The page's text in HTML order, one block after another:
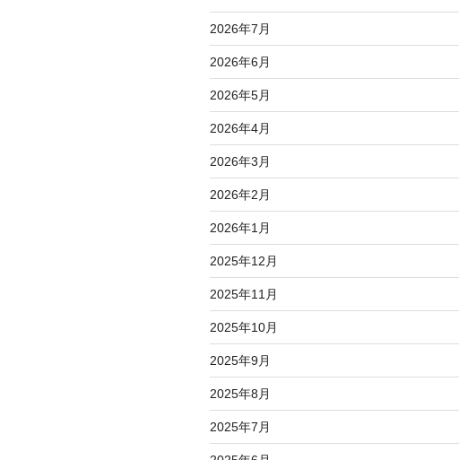
2026年7月
2026年6月
2026年5月
2026年4月
2026年3月
2026年2月
2026年1月
2025年12月
2025年11月
2025年10月
2025年9月
2025年8月
2025年7月